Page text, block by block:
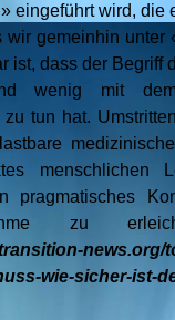
eingeführt wird, die
wir gemeinhin unter
ist, dass der Begriff
wenig mit dem
zu tun hat.
menschlichen
pragmatisches
zu
news.org/
wie-sicher-ist-